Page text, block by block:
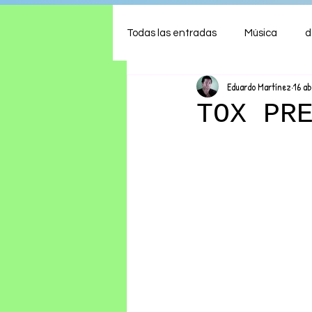
Todas las entradas Música
Shows Comida
TOX
Eduardo Martínez 16